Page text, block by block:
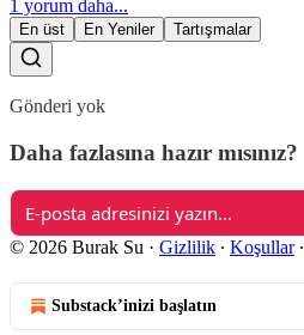
1 yorum daha...
En üst En Yeniler Tartışmalar
Gönderi yok
Daha fazlasına hazır mısınız?
© 2026 Burak Su · Gizlilik ∙ Koşullar∙
Substack’inizi başlatın